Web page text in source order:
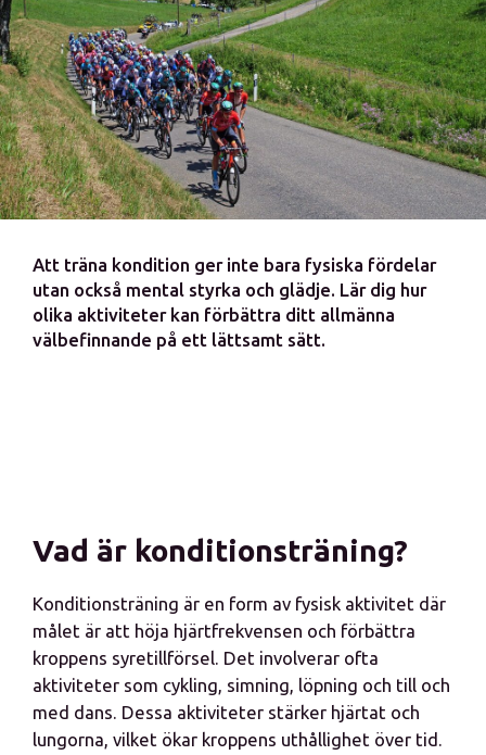
Att träna kondition ger inte bara fysiska fördelar
utan också mental styrka och glädje. Lär dig hur
olika aktiviteter kan förbättra ditt allmänna
välbefinnande på ett lättsamt sätt.
Vad är konditionsträning?
Konditionsträning är en form av fysisk aktivitet där
målet är att höja hjärtfrekvensen och förbättra
kroppens syretillförsel. Det involverar ofta
aktiviteter som cykling, simning, löpning och till och
med dans. Dessa aktiviteter stärker hjärtat och
lungorna, vilket ökar kroppens uthållighet över tid.